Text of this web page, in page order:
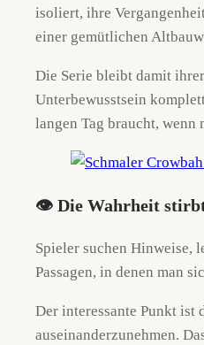
isoliert, ihre
einer gemütlichen
Die Serie bleibt damit
Unterbewusstsein
langen Tag braucht, wenn
👁️ Die Wahrheit
Spieler suchen Hinweise,
Passagen, in denen man
Der interessante Punkt ist
auseinanderzunehmen.